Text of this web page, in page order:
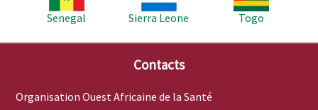
Senegal
Sierra Leone
Togo
Contacts
Organisation Ouest Africaine de la Santé